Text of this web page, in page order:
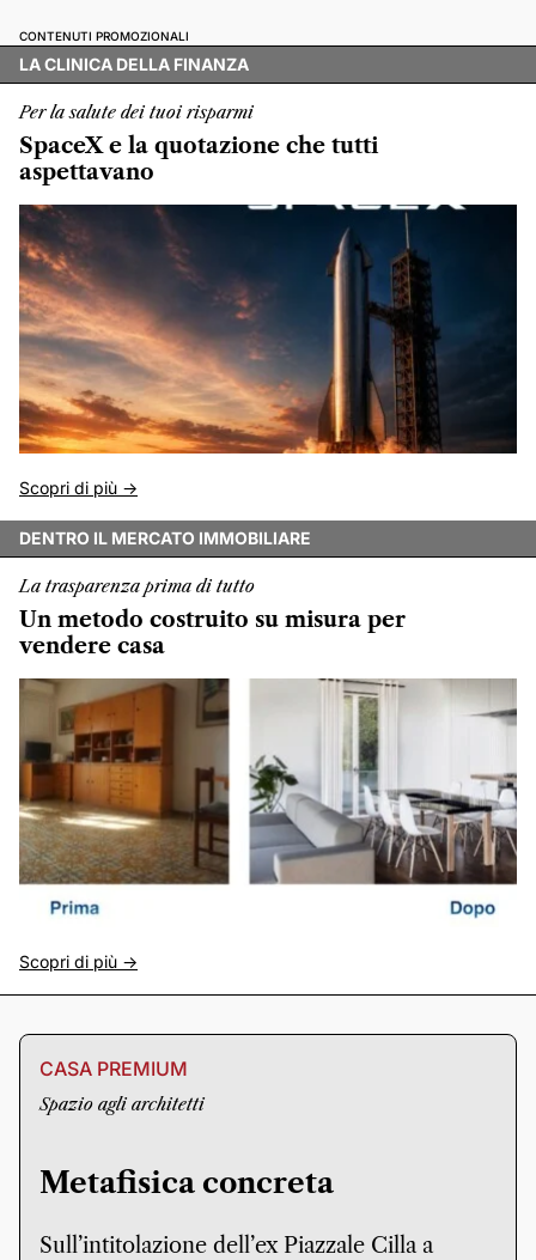
CONTENUTI PROMOZIONALI
LA CLINICA DELLA FINANZA
Per la salute dei tuoi risparmi
SpaceX e la quotazione che tutti
aspettavano
Scopri di più ->
DENTRO IL MERCATO IMMOBILIARE
La trasparenza prima di tutto
Un metodo costruito su misura per
vendere casa
Scopri di più ->
CASA PREMIUM
Spazio agli architetti
Metafisica concreta
Sull’intitolazione dell’ex Piazzale Cilla a